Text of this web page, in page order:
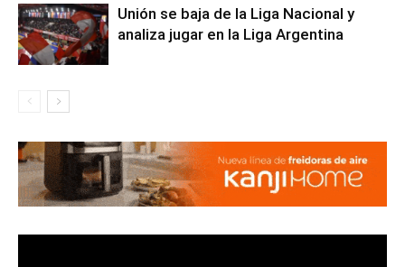
Unión se baja de la Liga Nacional y
analiza jugar en la Liga Argentina